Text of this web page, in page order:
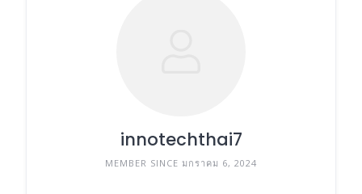
innotechthai7
MEMBER SINCE มกราคม 6, 2024